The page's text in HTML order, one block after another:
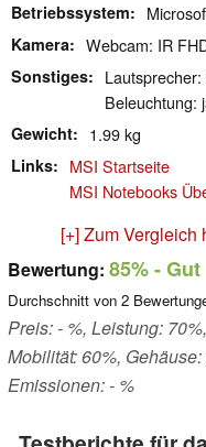
Betriebssystem
Kamera Webcam: IR
Sonstiges
Beleuchtung:
Gewicht 1.99 kg
Links
MSI Startseite
MSI Notebooks
[+] Zum Vergleich
Bewertung: 85%- Gut
Durchschnitt von 2
Preis: - %, Leistung:
Mobilität: 60%,
Emissionen: - %